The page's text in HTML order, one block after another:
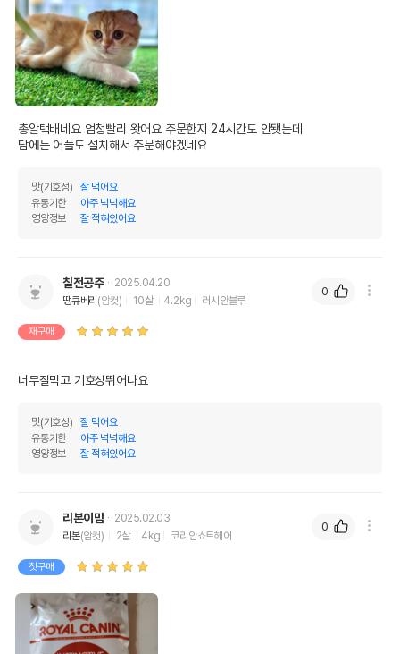
총알택배네요 엄청빨리 왓어요 주문한지 24시간도 안됏는데
담에는 어플도 설치해서 주문해야겠네요
맛(기호성)
잘 먹어요
유통기한
아주 넉넉해요
영양정보
잘 적혀있어요
칠전공주
2025.04.20
땡큐베리(암컷) 10살 4.2kg 러시안블루
재구매
너무잘먹고 기호성뛰어나요
맛(기호성)
잘 먹어요
유통기한
아주 넉넉해요
영양정보
잘 적혀있어요
0
리본이맘
2025.02.03
리본(암컷) 2살 4kg 코리안쇼트헤어
첫구매
0